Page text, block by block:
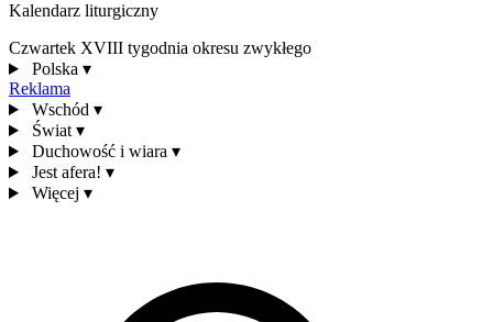
Kalendarz liturgiczny
Czwartek XVIII tygodnia okresu zwykłego
Polska ▾
Reklama
Wschód ▾
Świat ▾
Duchowość i wiara ▾
Jest afera! ▾
Więcej ▾